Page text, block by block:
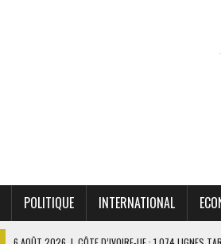
POLITIQUE INTERNATIONAL